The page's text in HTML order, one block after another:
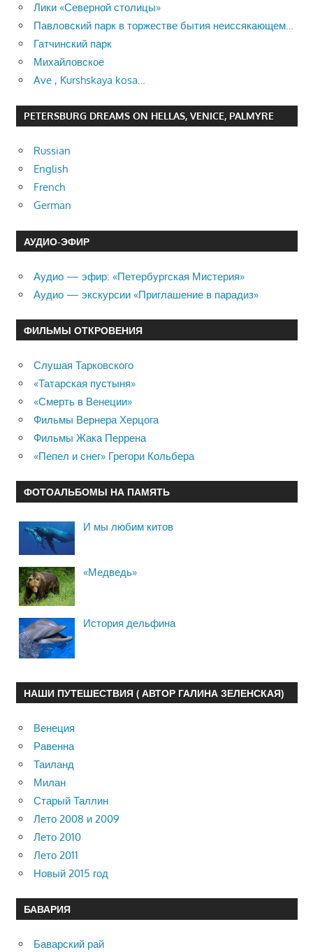
Лики «Северной столицы»
Павловский парк в торжестве бытия неиссякающем…
Гатчинский парк
Михайловское
Ave , Kurshskaya kosa…
PETERSBURG DREAMS ON HELLAS, VENICE, PALMYRE
Russian
English
French
German
АУДИО-ЭФИР
Аудио — эфир: «Петербургская Мистерия»
Аудио — экскурсии «Приглашение в парадиз»
ФИЛЬМЫ ОТКРОВЕНИЯ
Слушая Тарковского
«Татарская пустыня»
«Смерть в Венеции»
Фильмы Вернера Херцога
Фильмы Жака Перрена
«Пепел и снег» Грегори Кольбера
ФОТОАЛЬБОМЫ НА ПАМЯТЬ
И мы любим китов
«Медведь»
История дельфина
НАШИ ПУТЕШЕСТВИЯ ( АВТОР ГАЛИНА ЗЕЛЕНСКАЯ)
Венеция
Равенна
Таиланд
Милан
Старый Таллин
Лето 2008 и 2009
Лето 2010
Лето 2011
Новый 2015 год
БАВАРИЯ
Баварский рай